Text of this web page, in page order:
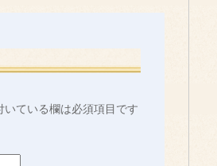
いている欄は必須項目です